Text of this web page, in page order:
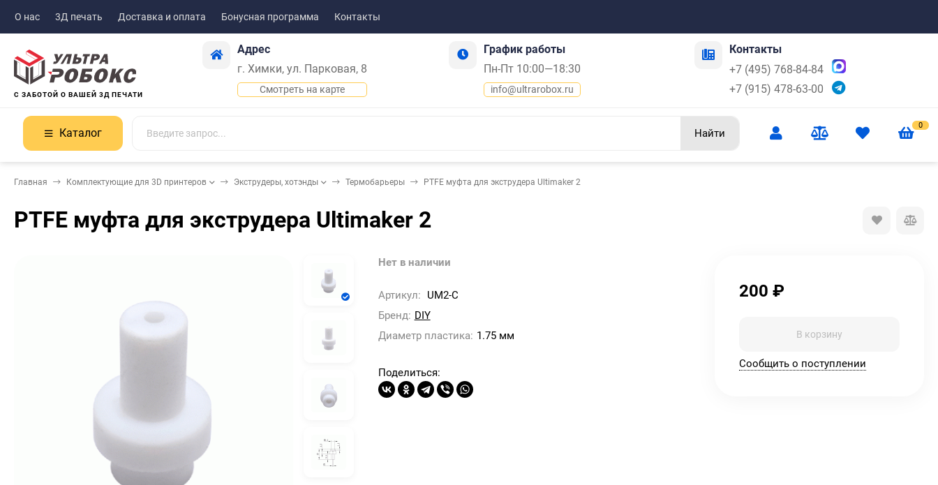
О нас 3Д печать Доставка и оплата Бонусная программа Контакты
С ЗАБОТОЙ О ВАШЕЙ 3Д ПЕЧАТИ
Адрес
г. Химки, ул. Парковая, 8
Смотреть на карте
График работы
Пн-Пт 10:00—18:30
info@ultrarobox.ru
Контакты
+7 (495) 768-84-84
+7 (915) 478-63-00
Каталог Найти
0
Главная Комплектующие для 3D принтеров Экструдеры, хотэнды Термобарьеры PTFE муфта для экструдера Ultimaker 2
PTFE муфта для экструдера Ultimaker 2
Нет в наличии
Артикул:
UM2-C
Бренд: DIY
Диаметр пластика: 1.75 мм
Поделиться:
200 ₽
В корзину
Сообщить о поступлении